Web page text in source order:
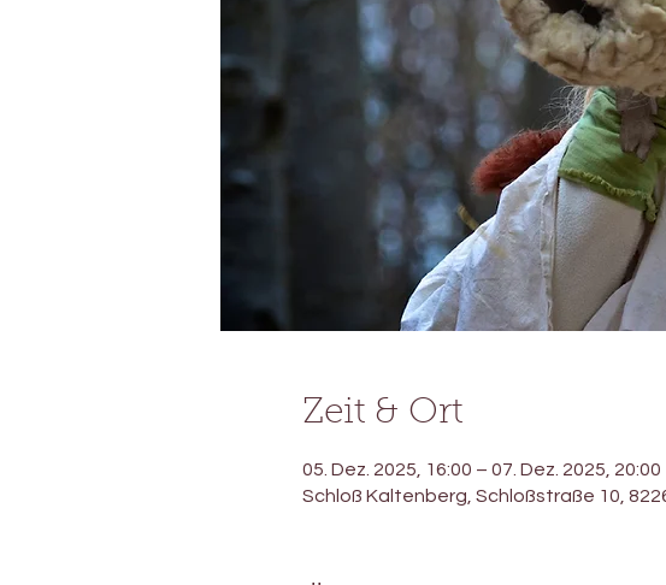
Zeit & Ort
05. Dez. 2025, 16:00 – 07. Dez. 2025, 20:00
Schloß Kaltenberg, Schloßstraße 10,